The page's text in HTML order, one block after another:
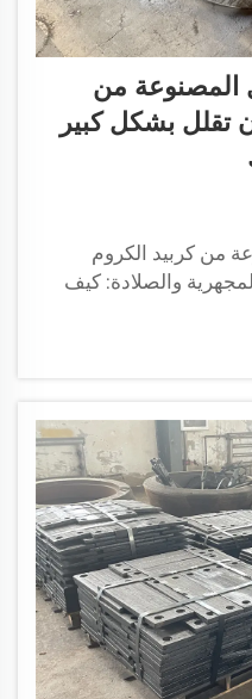
المصنوعة من
تقلل بشكل كبير
من كربيد الكروم
المجهرية والصلادة: كيف
الفاخرة المصنوعة من